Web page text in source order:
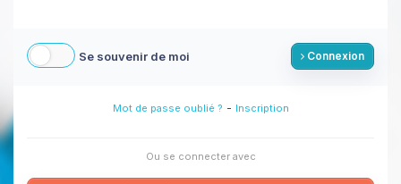
Se souvenir de moi Connexion
Mot de passe oublié ? - Inscription
Ou se connecter avec